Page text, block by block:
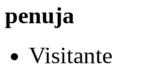
penuja
Visitante